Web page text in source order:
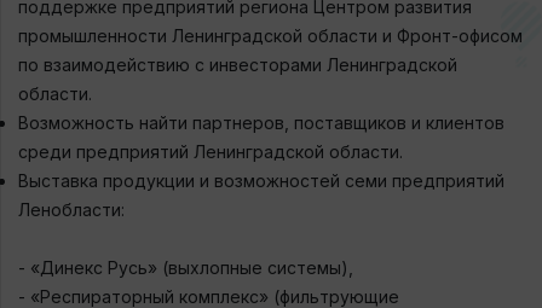
поддержке предприятий региона Центром развития
промышленности Ленинградской области и Фронт-офисом
по взаимодействию с инвесторами Ленинградской
области.
Возможность найти партнеров, поставщиков и клиентов
среди предприятий Ленинградской области.
Выставка продукции и возможностей семи предприятий
Ленобласти:
- «Динекс Русь» (выхлопные системы),
- «Респираторный комплекс» (фильтрующие